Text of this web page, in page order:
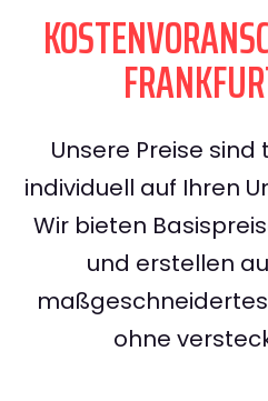
Unsere Preise
individuell auf Ihren
Wir bieten
und erstellen
ohne